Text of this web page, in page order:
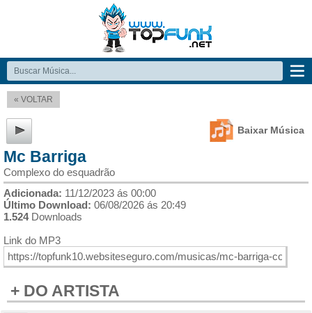
« VOLTAR
Baixar Música
Mc Barriga
Complexo do esquadrão
Adicionada: 11/12/2023 ás 00:00
Último Download: 06/08/2026 ás 20:49
1.524Downloads
Link do MP3
+ DO ARTISTA